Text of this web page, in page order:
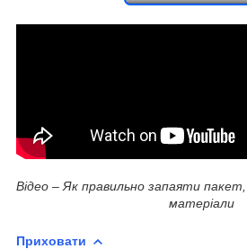
Відео – Як правильно запаяти
матеріали
Приховати